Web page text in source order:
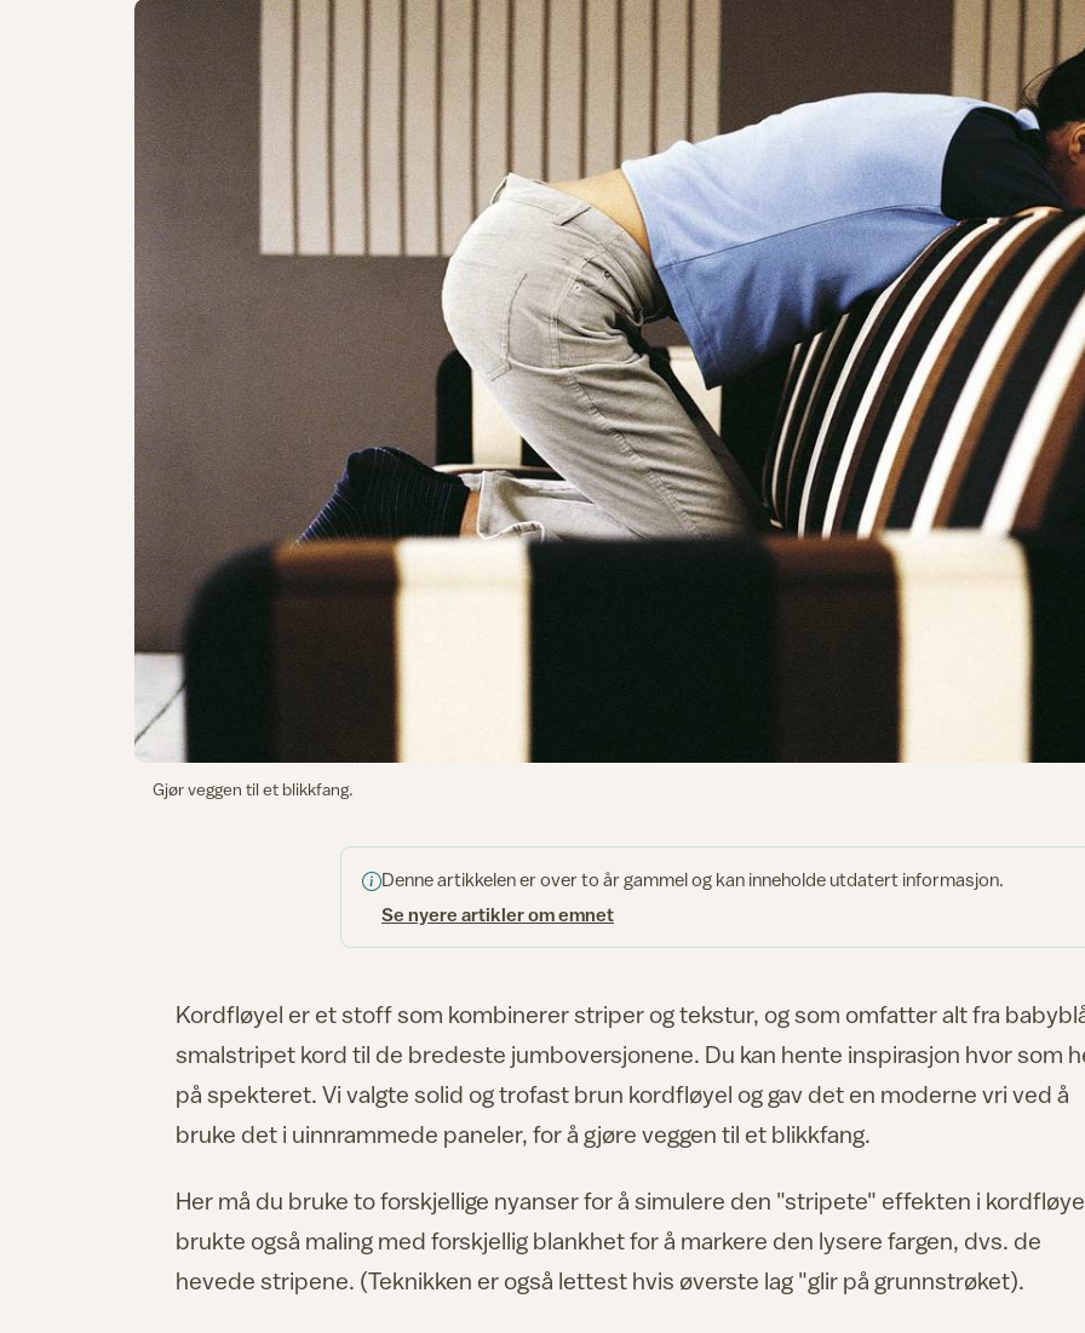
Gjør veggen til et blikkfang.
Denne artikkelen er over to år gammel og kan inneholde utdatert informasjon.
Se nyere artikler om emnet
Kordfløyel er et stoff som kombinerer striper og tekstur, og som omfatter alt fra
smalstripet kord til de bredeste jumboversjonene. Du kan hente inspirasjon hvor som
på spekteret. Vi valgte solid og trofast brun kordfløyel og gav det en moderne vri ved å
bruke det i uinnrammede paneler, for å gjøre veggen til et blikkfang.
Her må du bruke to forskjellige nyanser for å simulere den "stripete" effekten i
brukte også maling med forskjellig blankhet for å markere den lysere fargen, dvs. de
hevede stripene. (Teknikken er også lettest hvis øverste lag "glir på grunnstrøket).